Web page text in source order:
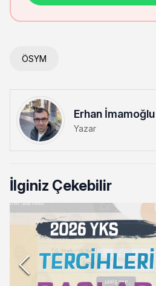
ÖSYM
Erhan İmamoğlu
Yazar
İlginiz Çekebilir